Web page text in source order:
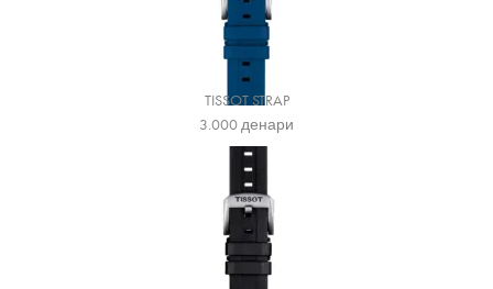
TISSOT STRAP
3.000денари